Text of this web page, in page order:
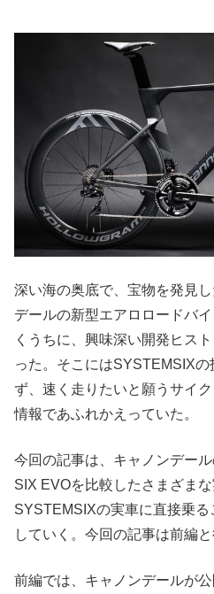
深い海の奥底で、宝物を発見
デールの新型エアロロードバ
くうちに、興味深い開発ヒス
った。そこにはSYSTEMSIX
ず、速く走りたいと願うサイ
情報であふれかえっていた。
今回の記事は、キャノンデー
SIX EVOを比較したさまざま
SYSTEMSIXの実車に直接乗
していく。今回の記事は前編と
前編では、キャノンデールが